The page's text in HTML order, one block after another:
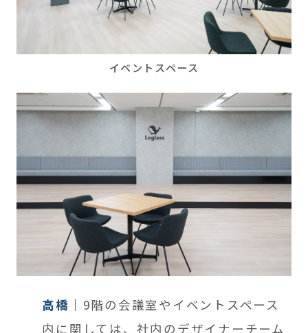
イベントスペース
高橋
9階の会議室やイベントスペース
内に関しては、社内のデザイナーチーム